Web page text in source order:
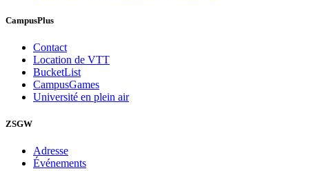
CampusPlus
Contact
Location de VTT
BucketList
CampusGames
Université en plein air
ZSGW
Adresse
Événements